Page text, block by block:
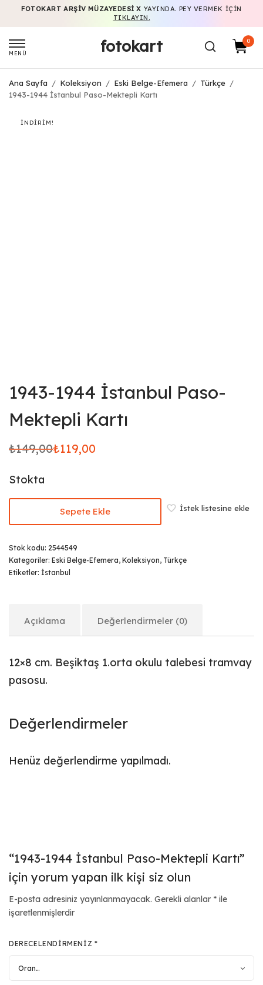
FOTOKART ARŞIV MÜZAYEDESI X YAYINDA. PEY VERMEK IÇIN
TIKLAYIN.
MENÜ fotokart 0
Ana Sayfa / Koleksiyon / Eski Belge-Efemera / Türkçe /
1943-1944 İstanbul Paso-Mektepli Kartı
İNDIRIM!
1943-1944 İstanbul Paso-
Mektepli Kartı
₺149,00
Orijinal
₺149,00.
₺119,00
Şu
fiyat:
₺119,00.
Stokta
Sepete Ekle İstek listesine ekle
Stok kodu: 2544549
Kategoriler: Eski Belge-Efemera, Koleksiyon, Türkçe
Etiketler: İstanbul
Açıklama Değerlendirmeler (0)
12×8 cm. Beşiktaş 1.orta okulu talebesi tramvay
pasosu.
Değerlendirmeler
Henüz değerlendirme yapılmadı.
“1943-1944 İstanbul Paso-Mektepli Kartı”
için yorum yapan ilk kişi siz olun
E-posta adresiniz yayınlanmayacak. Gerekli alanlar * ile
işaretlenmişlerdir
DERECELENDIRMENIZ *